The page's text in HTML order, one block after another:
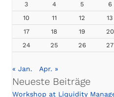
3
4 5 6
10
11 12 13
17
18 19 20
24
25 26 27
« Jan. Apr. »
Neueste Beiträge
Workshop at Liquidity